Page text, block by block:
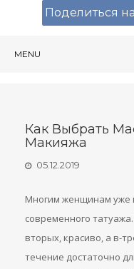
MENU
Как Выбрать
Макияжа
05.12.2019
Многим женщинам уже
современного
вторых, красиво, а в-
течение достаточно
Поделиться